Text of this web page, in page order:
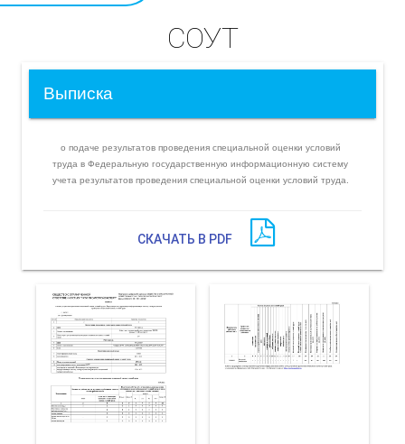
СОУТ
Выписка
о подаче результатов проведения специальной оценки условий
труда в Федеральную государственную информационную систему
учета результатов проведения специальной оценки условий труда.
СКАЧАТЬ В PDF